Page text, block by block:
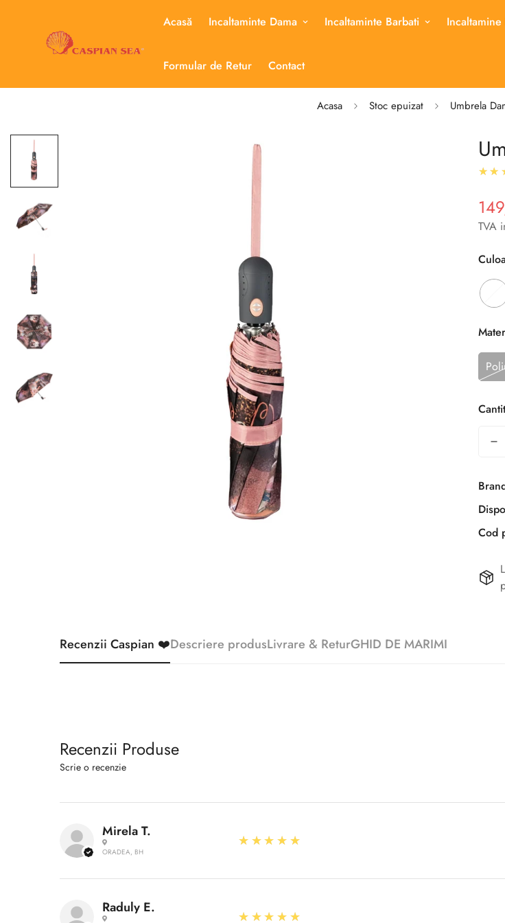
Acasă Incaltaminte Dama Incaltaminte Barbati
Formular de Retur Contact
Acasa Stoc epuizat Umbrela
Pret
redus
Pret
TVA
Cod
Recenzii Caspian ❤️Descriere produsLivrare & ReturGHID DE MARIMI
Recenzii Produse
Scrie o recenzie
Mirela T.
ORADEA, BH
5
★★★★★
Raduly E. 5
★★★★★